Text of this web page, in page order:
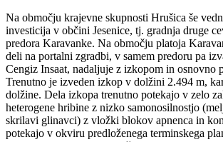
Na območju krajevne skupnosti Hrušica še
investicija v občini Jesenice, tj. gradnja druge
predora Karavanke. Na območju platoja
deli na portalni zgradbi, v samem predoru pa
Cengiz Insaat, nadaljuje z izkopom in osnovno
Trenutno je izveden izkop v dolžini 2.494 m,
dolžine. Dela izkopa trenutno potekajo v zelo
heterogene hribine z nizko samonosilnostjo
skrilavi glinavci) z vložki blokov apnenca in
potekajo v okviru predloženega terminskega